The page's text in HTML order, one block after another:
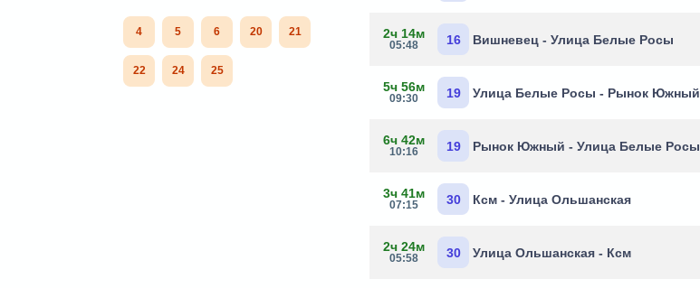
4 5 6 20 21
22 24 25
2ч 14м
05:48 16 Вишневец - Улица Белые Росы
5ч 56м
09:30 19 Улица Белые Росы - Рынок Южный
6ч 42м
10:16 19 Рынок Южный - Улица Белые Росы
3ч 41м
07:15 30 Ксм - Улица Ольшанская
2ч 24м
05:58 30 Улица Ольшанская - Ксм